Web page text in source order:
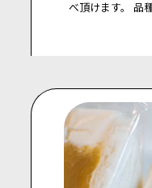
べ頂けます。
品